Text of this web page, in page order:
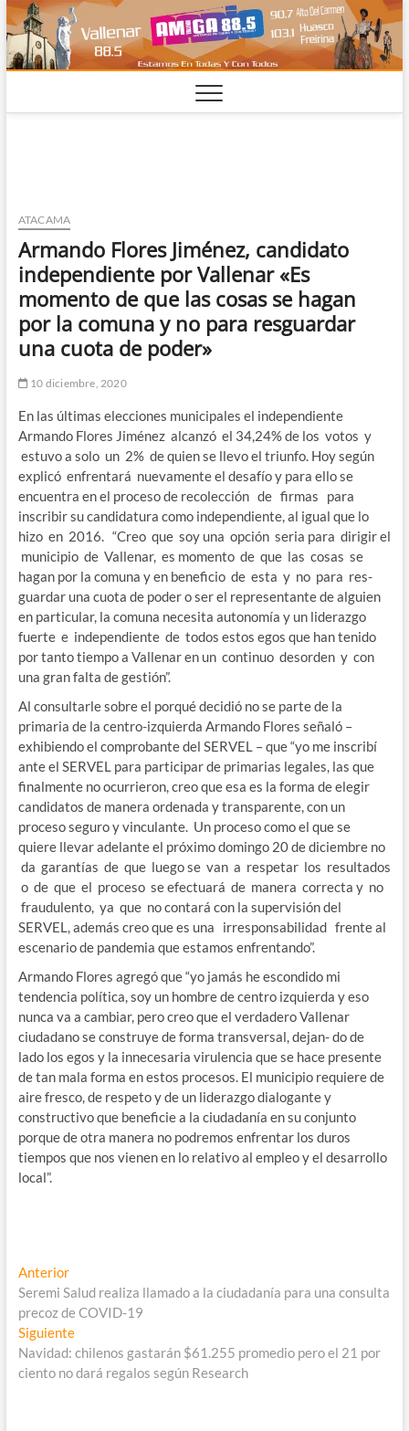
Saltar
al
contenido
ATACAMA
Armando Flores Jiménez, candidato
independiente por Vallenar «Es
momento de que las cosas se hagan
por la comuna y no para resguardar
una cuota de poder»
10 diciembre, 2020
En las últimas elecciones municipales el independiente
Armando Flores Jiménez alcanzó el 34,24% de los votos y
estuvo a solo un 2% de quien se llevo el triunfo. Hoy según
explicó enfrentará nuevamente el desafío y para ello se
encuentra en el proceso de recolección de firmas para
inscribir su candidatura como independiente, al igual que lo
hizo en 2016. “Creo que soy una opción seria para dirigir el
municipio de Vallenar, es momento de que las cosas se
hagan por la comuna y en beneficio de esta y no para res-
guardar una cuota de poder o ser el representante de alguien
en particular, la comuna necesita autonomía y un liderazgo
fuerte e independiente de todos estos egos que han tenido
por tanto tiempo a Vallenar en un continuo desorden y con
una gran falta de gestión”.
Al consultarle sobre el porqué decidió no se parte de la
primaria de la centro-izquierda Armando Flores señaló –
exhibiendo el comprobante del SERVEL – que “yo me inscribí
ante el SERVEL para participar de primarias legales, las que
finalmente no ocurrieron, creo que esa es la forma de elegir
candidatos de manera ordenada y transparente, con un
proceso seguro y vinculante. Un proceso como el que se
quiere llevar adelante el próximo domingo 20 de diciembre no
da garantías de que luego se van a respetar los resultados
o de que el proceso se efectuará de manera correcta y no
fraudulento, ya que no contará con la supervisión del
SERVEL, además creo que es una irresponsabilidad frente al
escenario de pandemia que estamos enfrentando”.
Armando Flores agregó que “yo jamás he escondido mi
tendencia política, soy un hombre de centro izquierda y eso
nunca va a cambiar, pero creo que el verdadero Vallenar
ciudadano se construye de forma transversal, dejan- do de
lado los egos y la innecesaria virulencia que se hace presente
de tan mala forma en estos procesos. El municipio requiere de
aire fresco, de respeto y de un liderazgo dialogante y
constructivo que beneficie a la ciudadanía en su conjunto
porque de otra manera no podremos enfrentar los duros
tiempos que nos vienen en lo relativo al empleo y el desarrollo
local”.
Navegación
de
entradas
AnteriorEntrada
anterior:
Seremi Salud realiza llamado a la ciudadanía para una consulta
precoz de COVID-19
SiguienteEntrada
siguiente:
Navidad: chilenos gastarán $61.255 promedio pero el 21 por
ciento no dará regalos según Research